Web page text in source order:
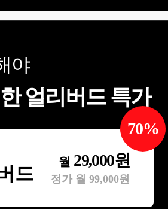
야
얼리버드 특가
드
월 29,000원
정가 월99,000원
70%